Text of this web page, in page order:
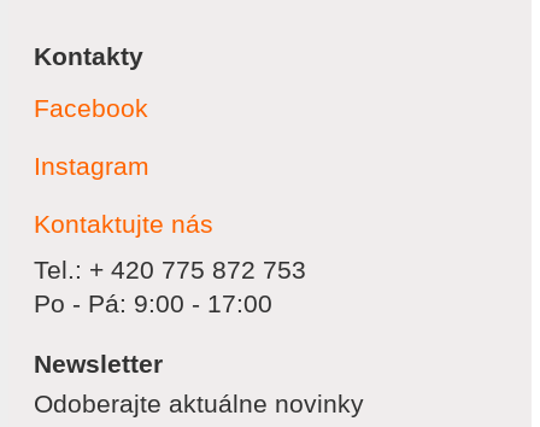
Kontakty
Facebook
Instagram
Kontaktujte nás
Tel.: + 420 775 872 753
Po - Pá: 9:00 - 17:00
Newsletter
Odoberajte aktuálne novinky